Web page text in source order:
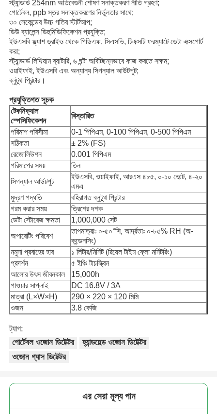
বাড়ি
পণ্য
ভিডিও
আমাদের সম্পর্কে
কারখানা ভ্রমণ
মান নিয়ন্ত্রণ
আমাদের সাথে যোগাযোগ করুন
স্ট্যান্ডার্ড 254nm অতিবেগুনী শোষণ সনাক্তকরণ নীতি গ্রহণ;
পোর্টেবল, ppb স্তর সনাক্তকরণের নির্ভুলতার সাথে;
৩০ সেকেন্ডের উচ্চ গতির স্টার্টআপ;
ডিউ ব্যালেন্স ডিহুমিডিফিকেশন প্রযুক্তি;
ইউএসবি ফ্ল্যাশ ড্রাইভ থেকে পিডিএফ, সিএসভি, টিএক্সটি ফরম্যাটে ডেটা এক্সপোর্ট
করা;
স্ট্যান্ডার্ড লিথিয়াম ব্যাটারি, ৬ ঘন্টা অবিচ্ছিন্নভাবে কাজ করতে সক্ষম;
ওয়াইফাই, ইউএসবি এবং অন্যান্য সিগন্যাল আউটপুট;
ব্লুটুথ প্রিন্টার।
প্রযুক্তিগত সূচক
টেকনিক্যাল
স্পেসিফিকেশন
বিস্তারিত
পরিমাপ পরিসীমা
0-1 পিপিএম, 0-100 পিপিএম, 0-500 পিপিএম
সঠিকতা
± 2% (FS)
রেজোলিউশন
0.001 পিপিএম
পরিমাপের সময়
তিন
সিগন্যাল আউটপুট
ইউএসবি, ওয়াইফাই, আরএস ৪৮৫, ০-১০ ভোল্ট, ৪-২০
এমএ
মুদ্রণ পদ্ধতি
বহিরাগত ব্লুটুথ প্রিন্টার
গরম করার সময়
ত্রিশের দশক
ডেটা স্টোরেজ ক্ষমতা
1,000,000 সেট
অপারেটিং পরিবেশ
তাপমাত্রাঃ ০-৫০°সি, আর্দ্রতাঃ ০-৮৫% RH (অ-
কন্ডেনসিং)
নমুনা প্রবাহের হার
১ লিটার/মিনিট (রিয়েল টাইম ফ্লো মনিটরিং)
প্রদর্শন
৫ ইঞ্চি টাচস্ক্রিন
আলোর উৎস জীবনকাল
15,000h
পাওয়ার সাপ্লাই
DC 16.8V / 3A
মাত্রা (L×W×H)
290 × 220 × 120 মিমি
ওজন
3.8 কেজি
ট্যাগ:
পোর্টেবল ওজোন ডিটেক্টর
হ্যান্ডহেল্ড ওজোন ডিটেক্টর
ওজোন গ্যাস ডিটেক্টর
এর সেরা মূল্য পান